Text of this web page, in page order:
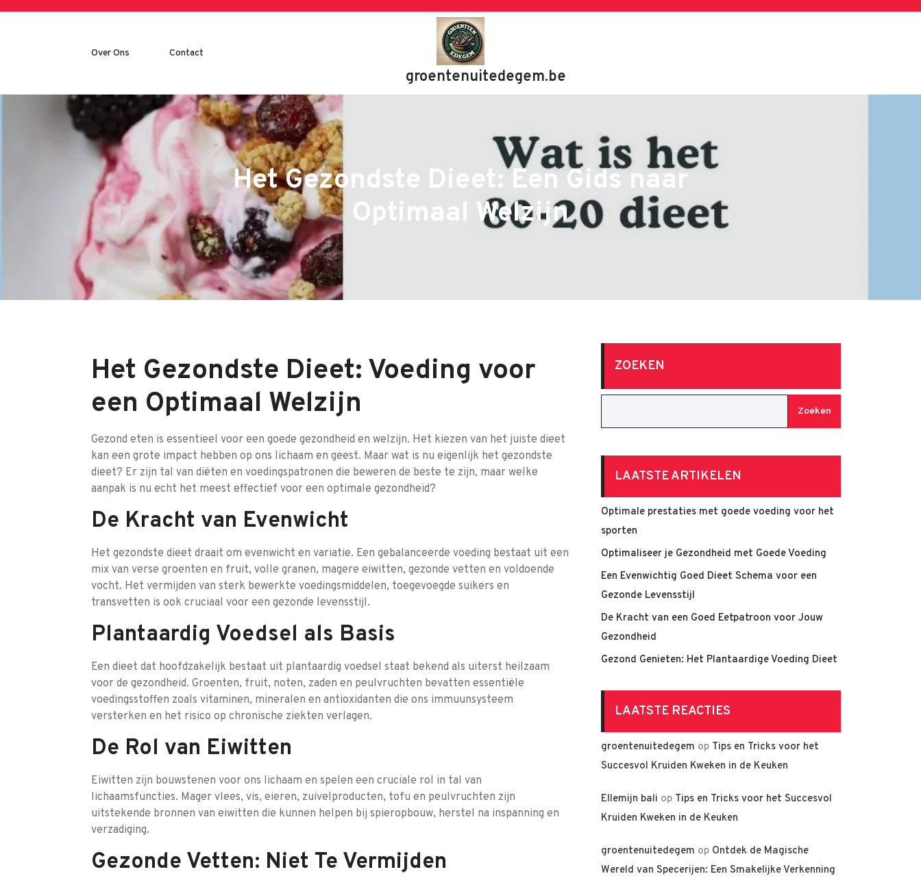
Over Ons Contact
groentenuitedegem.be
Het Gezondste Dieet: Een Gids naar
Optimaal Welzijn
Het Gezondste Dieet: Voeding voor
een Optimaal Welzijn
Gezond eten is essentieel voor een goede gezondheid en welzijn. Het kiezen van het juiste dieet
kan een grote impact hebben op ons lichaam en geest. Maar wat is nu eigenlijk het gezondste
dieet? Er zijn tal van diëten en voedingspatronen die beweren de beste te zijn, maar welke
aanpak is nu echt het meest effectief voor een optimale gezondheid?
De Kracht van Evenwicht
Het gezondste dieet draait om evenwicht en variatie. Een gebalanceerde voeding bestaat uit een
mix van verse groenten en fruit, volle granen, magere eiwitten, gezonde vetten en voldoende
vocht. Het vermijden van sterk bewerkte voedingsmiddelen, toegevoegde suikers en
transvetten is ook cruciaal voor een gezonde levensstijl.
Plantaardig Voedsel als Basis
Een dieet dat hoofdzakelijk bestaat uit plantaardig voedsel staat bekend als uiterst heilzaam
voor de gezondheid. Groenten, fruit, noten, zaden en peulvruchten bevatten essentiële
voedingsstoffen zoals vitaminen, mineralen en antioxidanten die ons immuunsysteem
versterken en het risico op chronische ziekten verlagen.
De Rol van Eiwitten
Eiwitten zijn bouwstenen voor ons lichaam en spelen een cruciale rol in tal van
lichaamsfuncties. Mager vlees, vis, eieren, zuivelproducten, tofu en peulvruchten zijn
uitstekende bronnen van eiwitten die kunnen helpen bij spieropbouw, herstel na inspanning en
verzadiging.
Gezonde Vetten: Niet Te Vermijden
ZOEKEN
Zoeken
LAATSTE ARTIKELEN
Optimale prestaties met goede voeding voor het
sporten
Optimaliseer je Gezondheid met Goede Voeding
Een Evenwichtig Goed Dieet Schema voor een
Gezonde Levensstijl
De Kracht van een Goed Eetpatroon voor Jouw
Gezondheid
Gezond Genieten: Het Plantaardige Voeding Dieet
LAATSTE REACTIES
groentenuitedegem op Tips en Tricks voor het
Succesvol Kruiden Kweken in de Keuken
Ellemijn bali op Tips en Tricks voor het Succesvol
Kruiden Kweken in de Keuken
groentenuitedegem op Ontdek de Magische
Wereld van Specerijen: Een Smakelijke Verkenning